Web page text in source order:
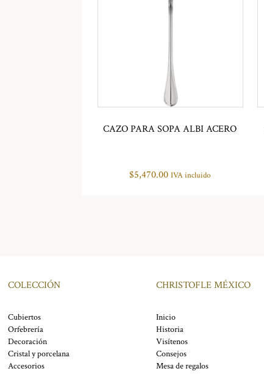
CAZO PARA SOPA ALBI ACERO
$5,470.00 IVA incluido
COLECCIÓN
Cubiertos
Orfebrería
Decoración
Cristal y porcelana
Accesorios
CHRISTOFLE MÉXICO
Inicio
Historia
Visítenos
Consejos
Mesa de regalos